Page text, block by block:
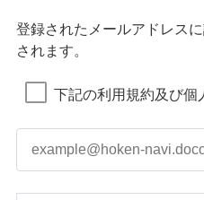
登録されたメールアドレス
されます。
下記の利用規約及び個